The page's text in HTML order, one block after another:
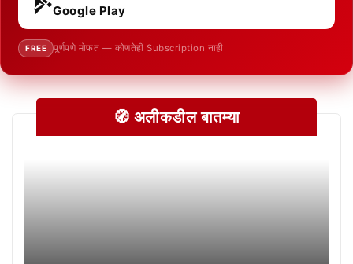
Google Play
FREE पूर्णपणे मोफत — कोणतेही Subscription नाही
🧭 अलीकडील बातम्या